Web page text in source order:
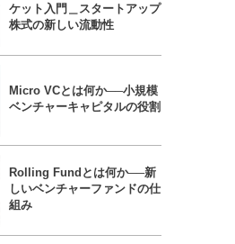
ケット入門＿スタートアップ
株式の新しい流動性
Micro VCとは何か──小規模
ベンチャーキャピタルの役割
Rolling Fundとは何か──新
しいベンチャーファンドの仕
組み